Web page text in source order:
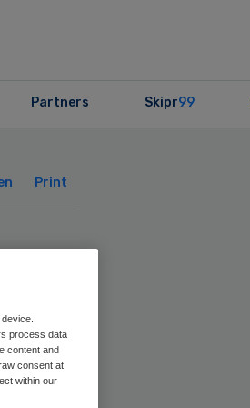
Partners Skipr99
Print
process data
content and
consent at
within our